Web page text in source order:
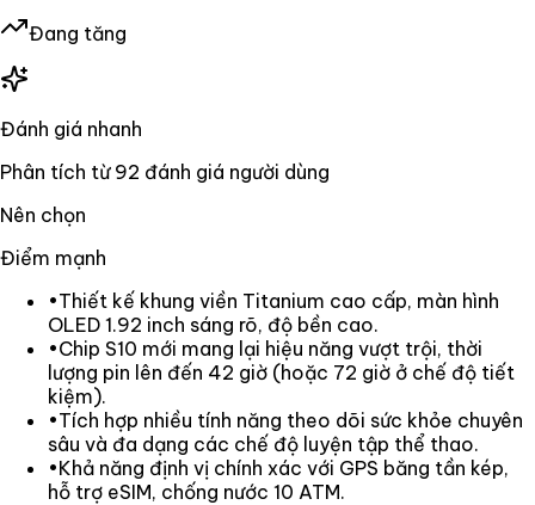
Đang tăng
Đánh giá nhanh
Phân tích từ 92 đánh giá người dùng
Nên chọn
Điểm mạnh
•Thiết kế khung viền Titanium cao cấp, màn hình
OLED 1.92 inch sáng rõ, độ bền cao.
•Chip S10 mới mang lại hiệu năng vượt trội, thời
lượng pin lên đến 42 giờ (hoặc 72 giờ ở chế độ tiết
kiệm).
•Tích hợp nhiều tính năng theo dõi sức khỏe chuyên
sâu và đa dạng các chế độ luyện tập thể thao.
•Khả năng định vị chính xác với GPS băng tần kép,
hỗ trợ eSIM, chống nước 10 ATM.